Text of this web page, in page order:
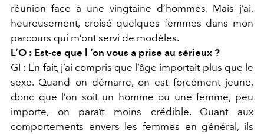
réunion face à une vingtaine d’hommes. Mais j’ai,
heureusement, croisé quelques femmes dans mon
parcours qui m’ont servi de modèles.
L’O : Est-ce que l ’on vous a prise au sérieux ?
GI : En fait, j’ai compris que l’âge importait plus que le
sexe. Quand on démarre, on est forcément jeune,
donc que l’on soit un homme ou une femme, peu
importe, on paraît moins crédible. Quant aux
comportements envers les femmes en général, ils